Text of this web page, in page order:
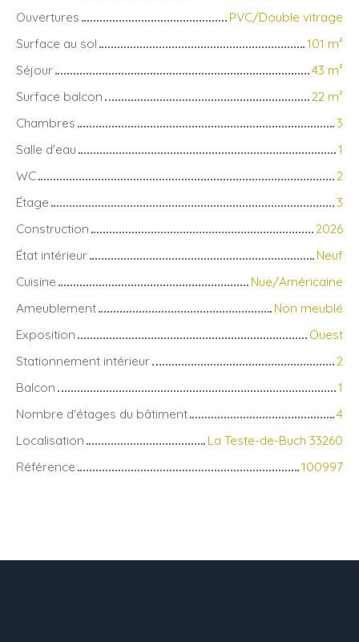
Ouvertures
PVC/Double vitrage
Surface au sol
101 m²
Séjour
43 m²
Surface balcon
22 m²
Chambres
3
Salle d'eau
1
WC
2
Étage
3
Construction
2026
État intérieur
Neuf
Cuisine
Nue/Américaine
Ameublement
Non meublé
Exposition
Ouest
Stationnement intérieur
2
Balcon
1
Nombre d'étages du bâtiment
4
Localisation
La Teste-de-Buch 33260
Référence
100997